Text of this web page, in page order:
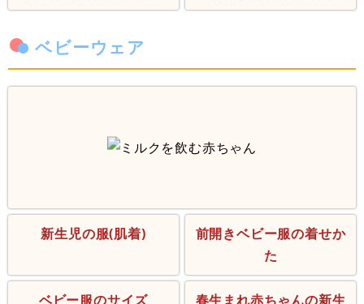
ベビーウェア
新生児の服(肌着)
前開きベビー服の着せか
た
ベビー服のサイズ 春生まれ赤ちゃんの新生